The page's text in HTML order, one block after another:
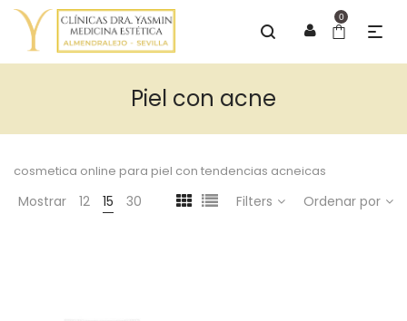
0
Piel con acne
cosmetica online para piel con tendencias acneicas
Mostrar 12 15 30 Filters Ordenar por